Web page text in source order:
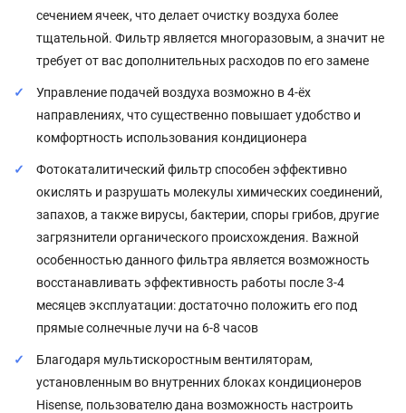
сечением ячеек, что делает очистку воздуха более
тщательной. Фильтр является многоразовым, а значит не
требует от вас дополнительных расходов по его замене
Управление подачей воздуха возможно в 4-ёх
направлениях, что существенно повышает удобство и
комфортность использования кондиционера
Фотокаталитический фильтр способен эффективно
окислять и разрушать молекулы химических соединений,
запахов, а также вирусы, бактерии, споры грибов, другие
загрязнители органического происхождения. Важной
особенностью данного фильтра является возможность
восстанавливать эффективность работы после 3-4
месяцев эксплуатации: достаточно положить его под
прямые солнечные лучи на 6-8 часов
Благодаря мультискоростным вентиляторам,
установленным во внутренних блоках кондиционеров
Hisense, пользователю дана возможность настроить